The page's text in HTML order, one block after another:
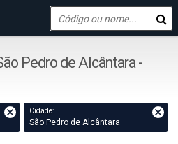
Pedro de Alcântara -
Cidade:
São Pedro de Alcântara